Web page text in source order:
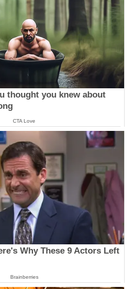
thought you knew about
CTA Love
Why These 9 Actors Left
Brainberries